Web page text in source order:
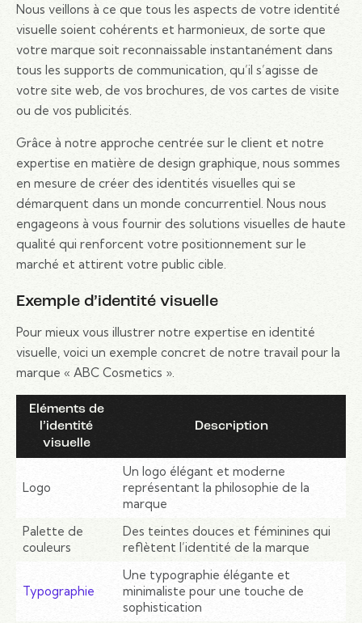
Nous veillons à ce que tous les aspects de votre identité
visuelle soient cohérents et harmonieux, de sorte que
votre marque soit reconnaissable instantanément dans
tous les supports de communication, qu’il s’agisse de
votre site web, de vos brochures, de vos cartes de visite
ou de vos publicités.
Grâce à notre approche centrée sur le client et notre
expertise en matière de design graphique, nous sommes
en mesure de créer des identités visuelles qui se
démarquent dans un monde concurrentiel. Nous nous
engageons à vous fournir des solutions visuelles de haute
qualité qui renforcent votre positionnement sur le
marché et attirent votre public cible.
Exemple d’identité visuelle
Pour mieux vous illustrer notre expertise en identité
visuelle, voici un exemple concret de notre travail pour la
marque « ABC Cosmetics ».
Eléments de
l’identité
visuelle
Description
Logo
Un logo élégant et moderne
représentant la philosophie de la
marque
Palette de
couleurs
Des teintes douces et féminines qui
reflètent l’identité de la marque
Typographie
Une typographie élégante et
minimaliste pour une touche de
sophistication